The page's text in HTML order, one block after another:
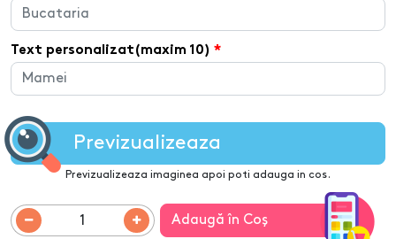
Text personalizat(maxim 10)
Previzualizeaza
Previzualizeaza imaginea apoi poti adauga in cos.
Adaugă în Coş